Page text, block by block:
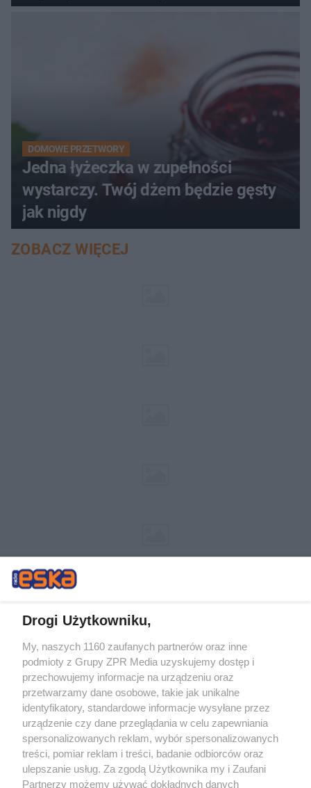
pociemniałą biżuterię
DOMOWE PRZETWORY
Jedna łyżeczka w zupełności
wystarczy. Twój dżem będzie gęsty
jak nigdy
ZOBACZ WIĘCEJ
Żaden utwór zamieszczony w serwisie nie może być powielany i
rozpowszechniany lub dalej rozpowszechniany w jakikolwiek sposób (w
tym także elektroniczny lub mechaniczny) na jakimkolwiek polu
eksploatacji w jakiejkolwiek formie, włącznie z umieszczaniem w
Internecie bez pisemnej zgody właściciela praw. Jakiekolwiek użycie lub
wykorzystanie utworów w całości lub w części z naruszeniem prawa,
tzn. bez właściwej zgody, jest zabronione pod groźbą kary i może być
ścigane prawnie.
Drogi Użytkowniku,
My, naszych 1160 zaufanych partnerów oraz inne
podmioty z Grupy ZPR Media uzyskujemy dostęp i
przechowujemy informacje na urządzeniu oraz
przetwarzamy dane osobowe, takie jak unikalne
identyfikatory, standardowe informacje wysyłane przez
urządzenie czy dane przeglądania w celu zapewniania
spersonalizowanych reklam, wybór spersonalizowanych
treści, pomiar reklam i treści, badanie odbiorców oraz
ulepszanie usług. Za zgodą Użytkownika my i Zaufani
Partnerzy możemy używać dokładnych danych